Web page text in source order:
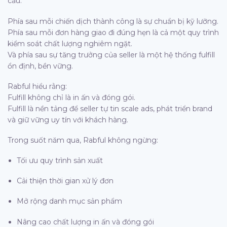
Phía sau mỗi chiến dịch thành công là sự chuẩn bị kỹ lưỡng.
Phía sau mỗi đơn hàng giao đi đúng hẹn là cả một quy trình
kiểm soát chất lượng nghiêm ngặt.
Và phía sau sự tăng trưởng của seller là một hệ thống fulfill
ổn định, bền vững.
Rabful hiểu rằng:
Fulfill không chỉ là in ấn và đóng gói.
Fulfill là nền tảng để seller tự tin scale ads, phát triển brand
và giữ vững uy tín với khách hàng.
Trong suốt năm qua, Rabful không ngừng:
Tối ưu quy trình sản xuất
Cải thiện thời gian xử lý đơn
Mở rộng danh mục sản phẩm
Nâng cao chất lượng in ấn và đóng gói